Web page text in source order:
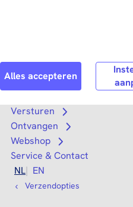
Search
Versturen
Open submenu
Ontvangen
Open submenu
Webshop
Open submenu
Service & Contact
NL
EN
Verzendopties